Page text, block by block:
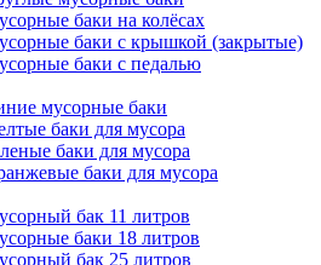
баки на колёсах
баки с крышкой (закрытые)
баки с педалью
мусорные баки
баки для мусора
баки для мусора
баки для мусора
бак 11 литров
баки 18 литров
бак 25 литров